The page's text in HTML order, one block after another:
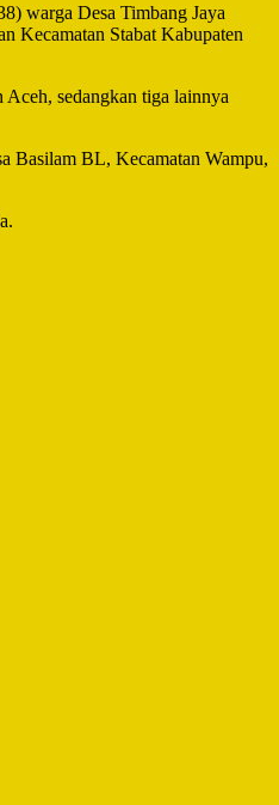
warga Desa Timbang Jaya
Kecamatan Stabat Kabupaten
sedangkan tiga lainnya
Basilam BL, Kecamatan Wampu,